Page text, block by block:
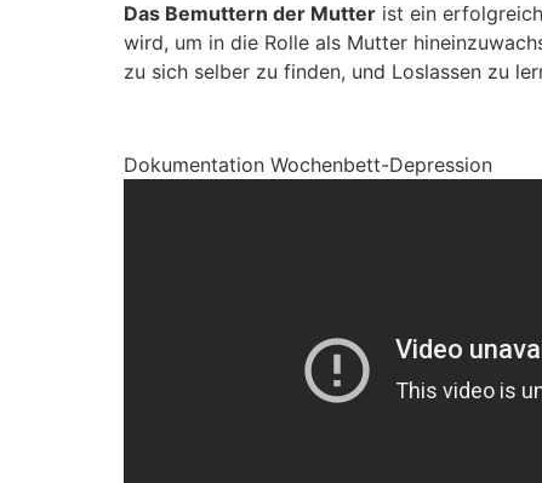
Das Bemuttern der Mutter ist ein
wird, um in die Rolle als Mutter
zu sich selber zu finden, und Loslassen zu
Dokumentation Wochenbett-Depression